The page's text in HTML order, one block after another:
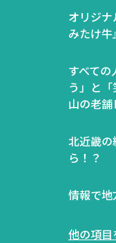
オリジ
みたけ牛』
すべての
う」と
山の老
北近畿
ら！？
情報で
他の項目